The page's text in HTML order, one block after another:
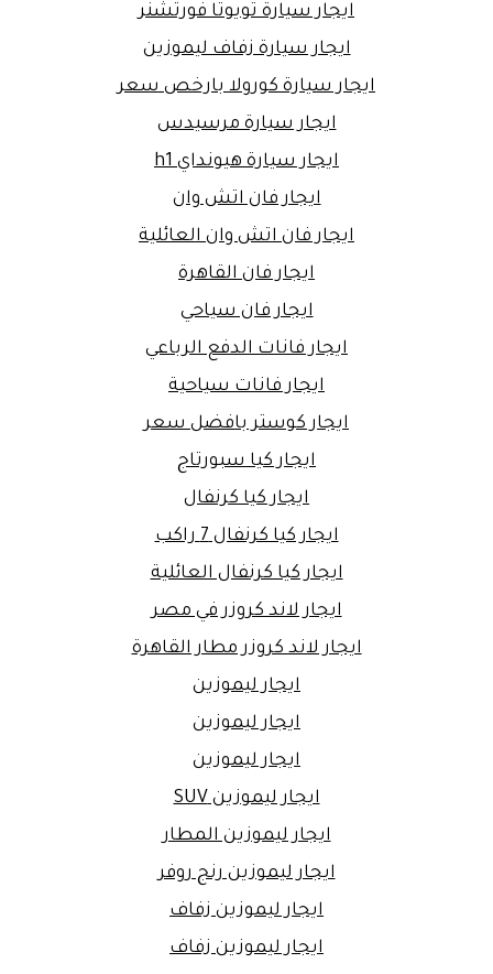
ايجار سيارة تويوتا فورتشنر
ايجار سيارة زفاف ليموزين
ايجار سيارة كورولا بارخص سعر
ايجار سيارة مرسيدس
ايجار سيارة هيونداي h1
ايجار فان اتش وان
ايجار فان اتش وان العائلية
ايجار فان القاهرة
ايجار فان سياحي
ايجار فانات الدفع الرباعي
ايجار فانات سياحية
ايجار كوستر بافضل سعر
ايجار كيا سبورتاج
ايجار كيا كرنفال
ايجار كيا كرنفال 7 راكب
ايجار كيا كرنفال العائلية
ايجار لاند كروزر في مصر
ايجار لاند كروزر مطار القاهرة
ايجار ليموزين
ايجار ليموزين
ايجار ليموزين
ايجار ليموزين SUV
ايجار ليموزين المطار
ايجار ليموزين رنج روفر
ايجار ليموزين زفاف
ايجار ليموزين زفاف